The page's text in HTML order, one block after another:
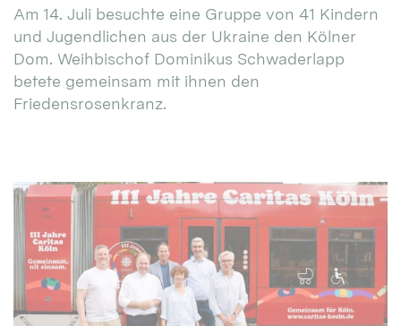
Am 14. Juli besuchte eine Gruppe von 41 Kindern
und Jugendlichen aus der Ukraine den Kölner
Dom. Weihbischof Dominikus Schwaderlapp
betete gemeinsam mit ihnen den
Friedensrosenkranz.